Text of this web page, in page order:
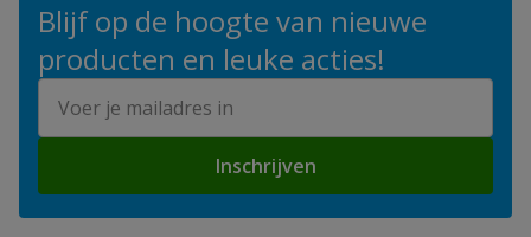
Blijf op de hoogte van nieuwe
producten en leuke acties!
Inschrijven